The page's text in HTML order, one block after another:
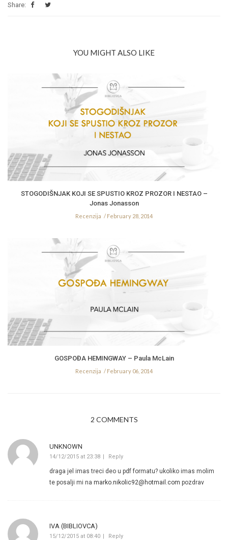
Share:
YOU MIGHT ALSO LIKE
STOGODIŠNJAK KOJI SE SPUSTIO KROZ PROZOR I NESTAO –
Jonas Jonasson
Recenzija February 28, 2014
GOSPOĐA HEMINGWAY – Paula McLain
Recenzija February 06, 2014
2 COMMENTS
UNKNOWN
14/12/2015 at 23:38 Reply
draga jel imas treci deo u pdf formatu? ukoliko imas molim
te posalji mi na marko.nikolic92@hotmail.com pozdrav
IVA (BIBLIOVCA)
15/12/2015 at 08:40 Reply